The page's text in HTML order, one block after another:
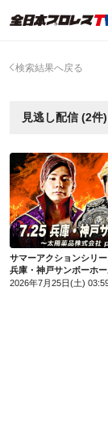
検索結果へ戻る
見逃し配信 (2件)
サマーアクションシリ
兵庫・神戸サンボーホ
2026年7月25日(土)